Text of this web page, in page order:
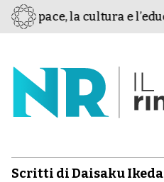
la pace, la cultura e
Scritti di Daisaku Ikeda